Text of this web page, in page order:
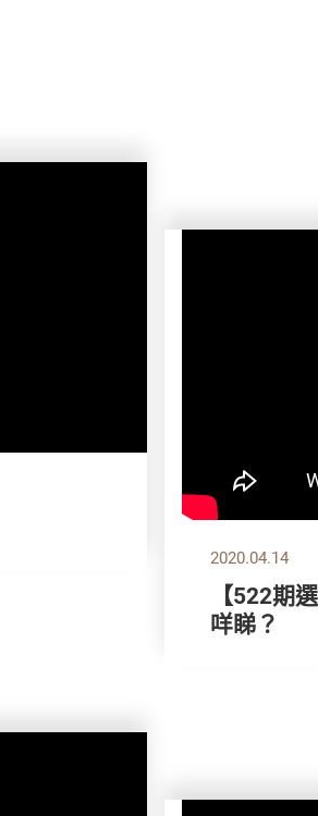
2020.04.14
【522期
咩睇？